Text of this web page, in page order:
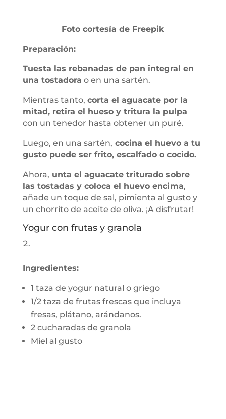
Foto cortesía de Freepik
Preparación:
Tuesta las rebanadas de pan integral en
una tostadora o en una sartén.
Mientras tanto, corta el aguacate por la
mitad, retira el hueso y tritura la pulpa
con un tenedor hasta obtener un puré.
Luego, en una sartén, cocina el huevo a tu
gusto puede ser frito, escalfado o cocido.
Ahora, unta el aguacate triturado sobre
las tostadas y coloca el huevo encima,
añade un toque de sal, pimienta al gusto y
un chorrito de aceite de oliva. ¡A disfrutar!
Yogur con frutas y granola
Ingredientes:
1 taza de yogur natural o griego
1/2 taza de frutas frescas que incluya
fresas, plátano, arándanos.
2 cucharadas de granola
Miel al gusto